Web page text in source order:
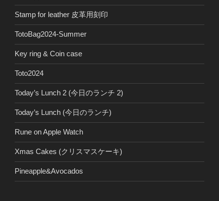
Stamp for leather 皮革用刻印
TotoBag2024-Summer
Key ring & Coin case
Toto2024
Today’s Lunch 2 (今日のランチ 2)
Today’s Lunch (今日のランチ)
Rune on Apple Watch
Xmas Cakes (クリスマスケーキ)
Pineapple&Avocados